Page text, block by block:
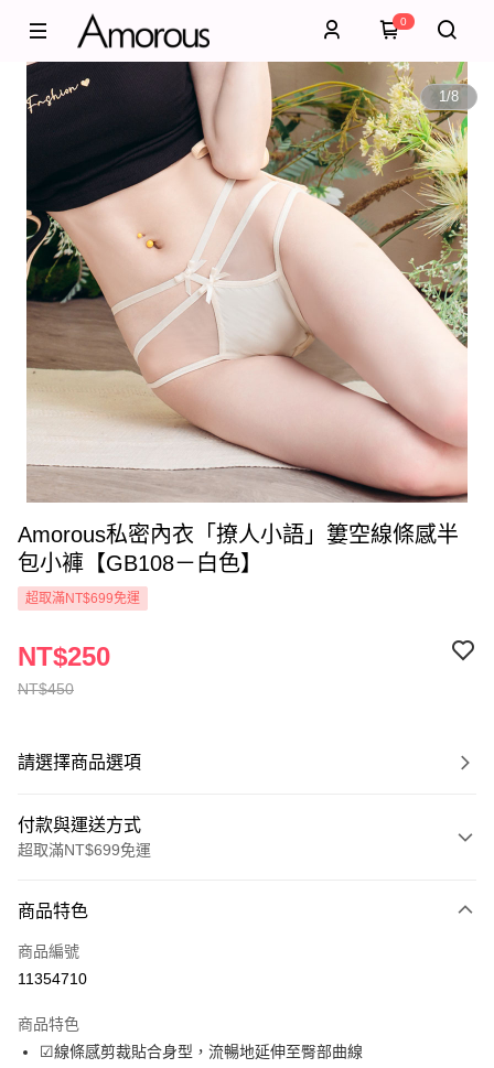
0
1/8
Amorous私密內衣「撩人小語」簍空線條感半
包小褲【GB108－白色】
超取滿NT$699免運
NT$450
NT$250
請選擇商品選項
付款與運送方式
超取滿NT$699免運
信用卡一次付款
超商取貨付款
Apple Pay
商品特色
商品編號
11354710
商品特色
☑線條感剪裁貼合身型，流暢地延伸至臀部曲線